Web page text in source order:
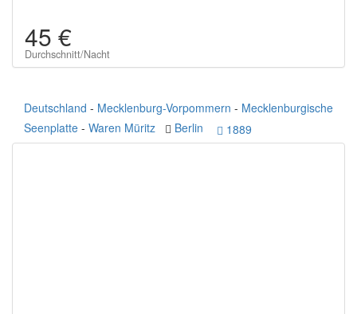
45 €
Durchschnitt/Nacht
Deutschland - Mecklenburg-Vorpommern - Mecklenburgische
Seenplatte - Waren Müritz Berlin 1889